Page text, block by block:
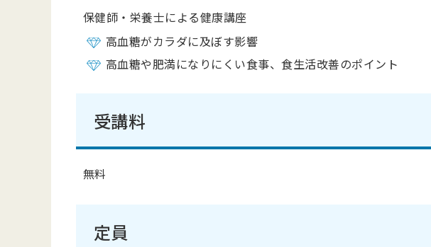
保健師・栄養士による健康講座
高血糖がカラダに及ぼす影響
高血糖や肥満になりにくい食事、食生活改善のポイント
受講料
無料
定員